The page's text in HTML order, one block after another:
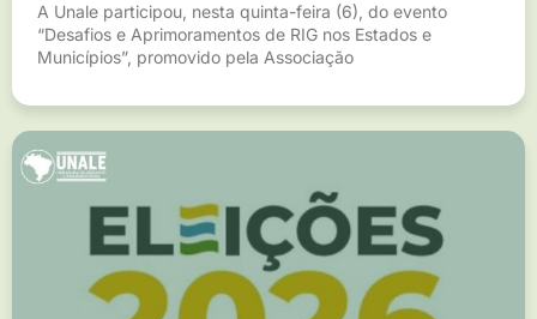
A Unale participou, nesta quinta-feira (6), do evento
“Desafios e Aprimoramentos de RIG nos Estados e
Municípios”, promovido pela Associação